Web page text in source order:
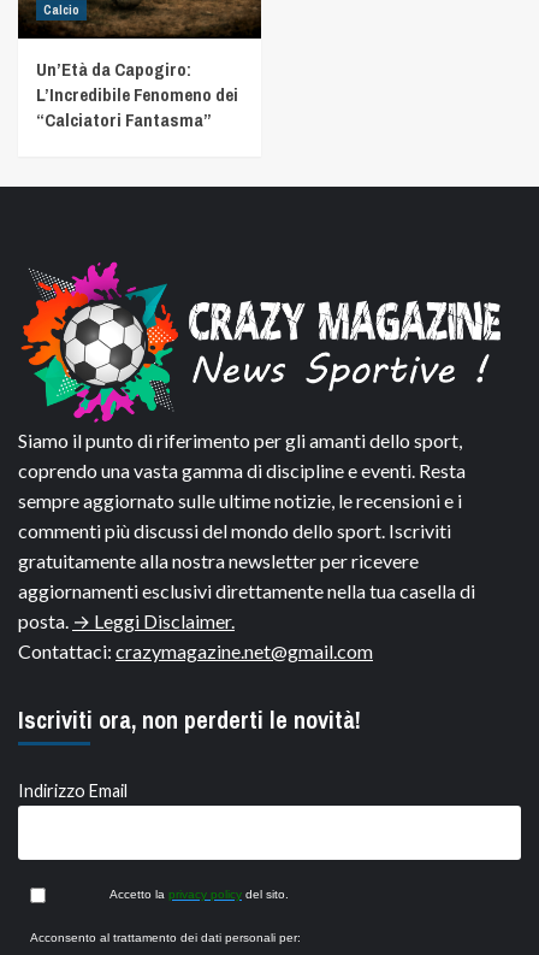
Calcio
Un’Età da Capogiro:
L’Incredibile Fenomeno dei
“Calciatori Fantasma”
Siamo il punto di riferimento per gli amanti dello sport,
coprendo una vasta gamma di discipline e eventi. Resta
sempre aggiornato sulle ultime notizie, le recensioni e i
commenti più discussi del mondo dello sport. Iscriviti
gratuitamente alla nostra newsletter per ricevere
aggiornamenti esclusivi direttamente nella tua casella di
posta. → Leggi Disclaimer.
Contattaci: crazymagazine.net@gmail.com
Iscriviti ora, non perderti le novità!
Indirizzo Email
Accetto la privacy policy del sito.
Acconsento al trattamento dei dati personali per: